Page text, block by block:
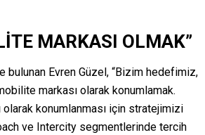
MARKASI OLMAK”
bulunan Evren Güzel, “Bizim hedefimiz,
markası olarak konumlamak.
konumlanması için stratejimizi
ve Intercity segmentlerinde tercih